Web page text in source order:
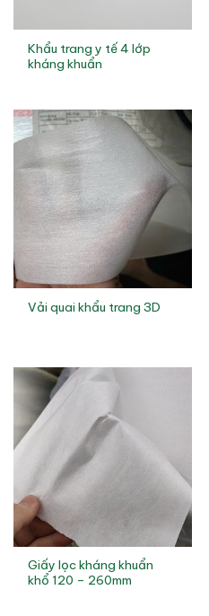
Khẩu trang y tế 4 lớp
kháng khuẩn
Vải quai khẩu trang 3D
Giấy lọc kháng khuẩn
khổ 120 – 260mm